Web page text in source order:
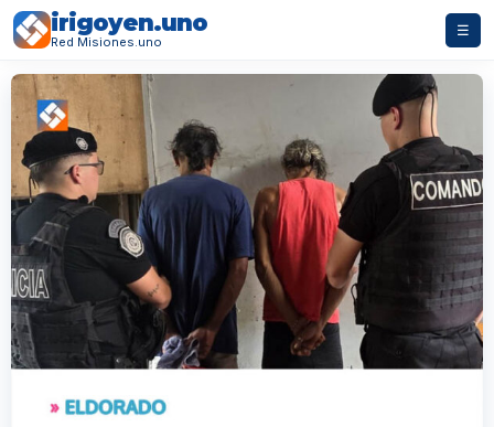
irigoyen.uno
Red Misiones.uno
☰